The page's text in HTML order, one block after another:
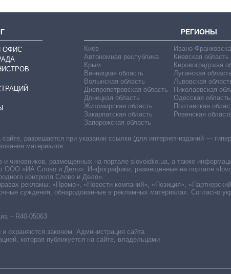
ОФИС
РЕГИОНЫ
Киев
Автономная республика
Крым
Винницкая область
Волынская область
Днепропетровская область
Донецкая область
Житомирская область
Закарпатская область
Запорожская область
Ивано-
Киевская область
Кировоградская
Луганская область
Львовская
Николаевская
Одесская область
Полтавская
Ровенская
– R40-05063
охраняются законом. Администрация сайта
которая публикуется на сайте, владельцами
разрешается при указании ссылки (для интернет-изданий —
материалов.
чиновников, размещенных на портале slovoidilo.ua, а также
«ИА Слово и Дело». Инфографики, размещенные на портале
контроля Слово и Дело».
рекламы: «Промо», «Новости компаний», «Позиция»,
суждения, обнародованные в рекламных материалах. Согласно